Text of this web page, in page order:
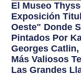
El Museo
Exposición
Oeste" Donde
Pintados Por
Georges
Más Valiosos
Las Grandes